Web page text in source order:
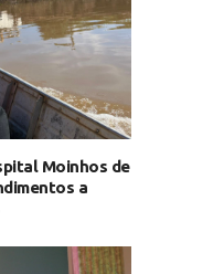
Moinhos de
a